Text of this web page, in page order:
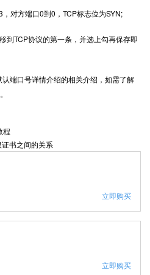
对方端口0到0，TCP标志位为SYN;
TCP协议的第一条，并选上勾再保存即
端口号详情介绍的相关介绍，如需了解
程
书之间的关系
立即购买
立即购买